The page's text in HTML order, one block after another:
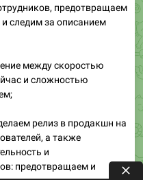
предотвращаем
следим за описанием
между скоростью
и сложностью
релиз в продакшн на
а также
и
предотвращаем и